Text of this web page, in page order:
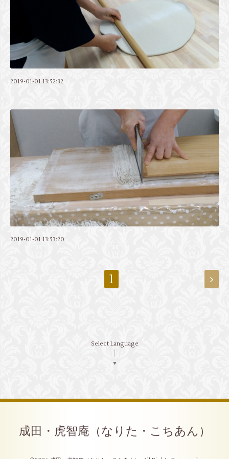
2019-01-01 13:52:32
2019-01-01 13:53:20
1
Select Language
▼
成田・虎智庵（なりた・こちあん）